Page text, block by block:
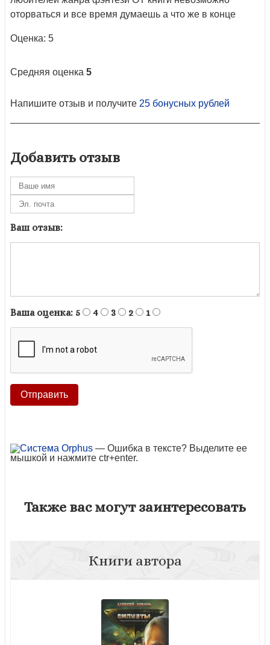
оторваться и все время думаешь а что же в конце
Оценка: 5
Средняя оценка 5
Напишите отзыв и получите 25 бонусных рублей
Добавить отзыв
Ваш отзыв:
Ваша оценка: 5 4 3 2 1
— Ошибка в тексте? Выделите ее
мышкой и нажмите ctr+enter.
Также вас могут заинтересовать
Книги автора